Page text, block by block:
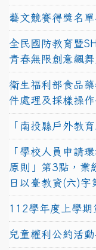
藝文競賽得獎名
全民國防教育暨
青春無限創意飆
衛生福利部食品
件處理及採樣操作
「南投縣戶外教
「學校人員申請
原則」第3點，業
日以臺教資(六)
112學年度上學
兒童權利公約活